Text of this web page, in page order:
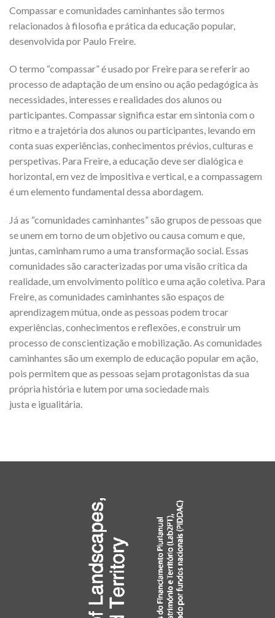
Compassar e comunidades caminhantes são termos
relacionados à filosofia e prática da educação popular,
desenvolvida por Paulo Freire.
O termo “compassar” é usado por Freire para se referir ao
processo de adaptação de um ensino ou ação pedagógica às
necessidades, interesses e realidades dos alunos ou
participantes. Compassar significa estar em sintonia com o
ritmo e a trajetória dos alunos ou participantes, levando em
conta suas experiências, conhecimentos prévios, culturas e
perspetivas. Para Freire, a educação deve ser dialógica e
horizontal, em vez de impositiva e vertical, e a compassagem
é um elemento fundamental dessa abordagem.
Já as “comunidades caminhantes” são grupos de pessoas que
se unem em torno de um objetivo ou causa comum e que,
juntas, caminham rumo a uma transformação social. Essas
comunidades são caracterizadas por uma visão crítica da
realidade, um envolvimento político e uma ação coletiva. Para
Freire, as comunidades caminhantes são espaços de
aprendizagem mútua, onde as pessoas podem trocar
experiências, conhecimentos e reflexões, e construir um
processo de conscientização e mobilização. As comunidades
caminhantes são um exemplo de educação popular em ação,
pois permitem que as pessoas sejam protagonistas da sua
própria história e lutem por uma sociedade mais
justa e igualitária.